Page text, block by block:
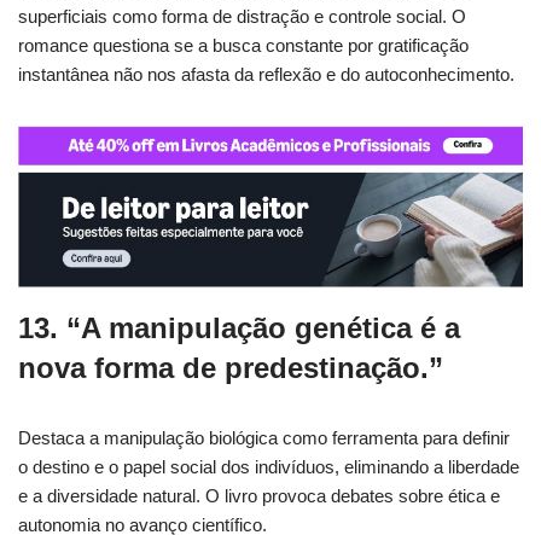
superficiais como forma de distração e controle social. O
romance questiona se a busca constante por gratificação
instantânea não nos afasta da reflexão e do autoconhecimento.
13. “A manipulação genética é a
nova forma de predestinação.”
Destaca a manipulação biológica como ferramenta para definir
o destino e o papel social dos indivíduos, eliminando a liberdade
e a diversidade natural. O livro provoca debates sobre ética e
autonomia no avanço científico.